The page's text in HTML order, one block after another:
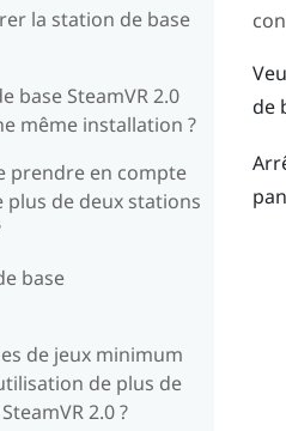
la station de base
base SteamVR 2.0
même installation ?
prendre en compte
plus de deux stations
base
de jeux minimum
de plus de
2.0 ?
de